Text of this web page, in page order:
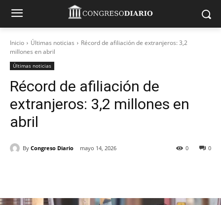
Inicio Últimas noticias
Récord de afiliación de extranjeros: 3,2
millones en abril
Últimas noticias
Récord de afiliación de
extranjeros: 3,2 millones en
abril
By Congreso Diario mayo 14, 2026 0
0